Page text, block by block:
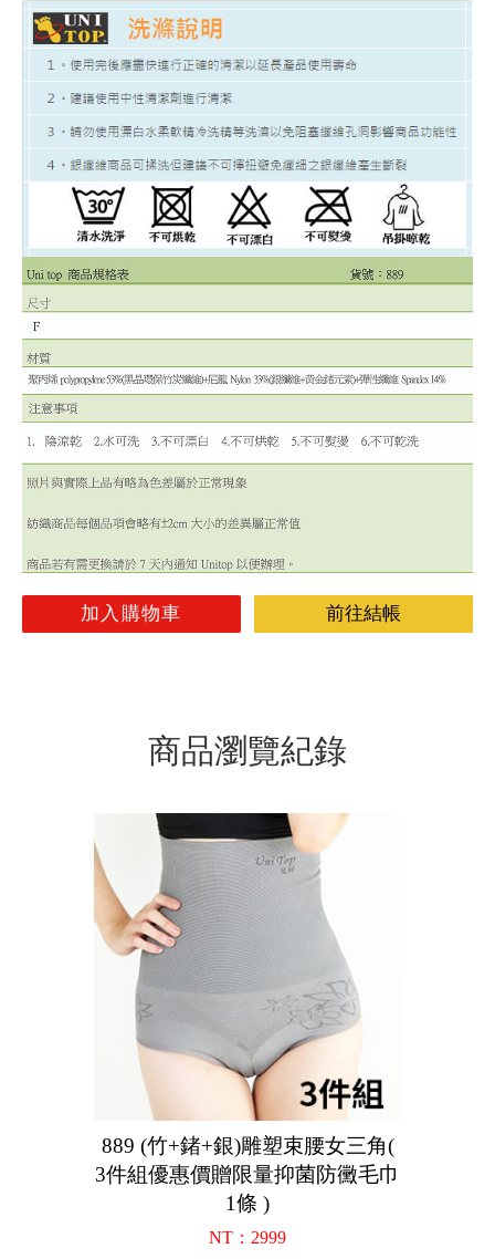
加入購物車 前往結帳
商品瀏覽紀錄
889 (竹+鍺+銀)雕塑束腰女三角(
3件組優惠價贈限量抑菌防黴毛巾
1條 )
NT：2999